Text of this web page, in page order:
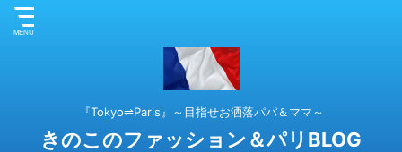
『Tokyo⇌Paris』～目指せお洒落パパ＆ママ～
きのこのファッション＆パリBLOG